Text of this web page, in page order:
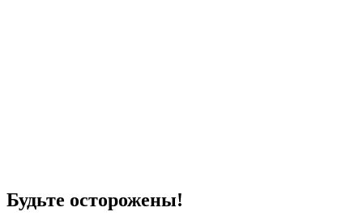
Будьте осторожены!